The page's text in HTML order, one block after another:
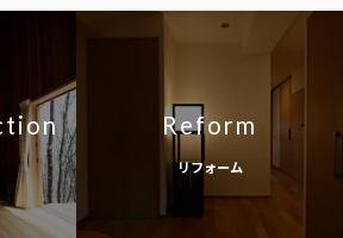
Reform
リフォーム